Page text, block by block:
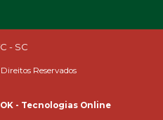
- SC
Reservados
OK - Tecnologias Online